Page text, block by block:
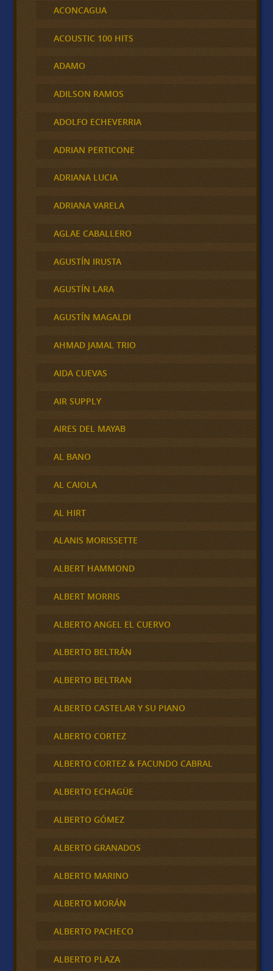
ACONCAGUA
ACOUSTIC 100 HITS
ADAMO
ADILSON RAMOS
ADOLFO ECHEVERRIA
ADRIAN PERTICONE
ADRIANA LUCIA
ADRIANA VARELA
AGLAE CABALLERO
AGUSTÍN IRUSTA
AGUSTÍN LARA
AGUSTÍN MAGALDI
AHMAD JAMAL TRIO
AIDA CUEVAS
AIR SUPPLY
AIRES DEL MAYAB
AL BANO
AL CAIOLA
AL HIRT
ALANIS MORISSETTE
ALBERT HAMMOND
ALBERT MORRIS
ALBERTO ANGEL EL CUERVO
ALBERTO BELTRÁN
ALBERTO BELTRAN
ALBERTO CASTELAR Y SU PIANO
ALBERTO CORTEZ
ALBERTO CORTEZ & FACUNDO CABRAL
ALBERTO ECHAGÜE
ALBERTO GÓMEZ
ALBERTO GRANADOS
ALBERTO MARINO
ALBERTO MORÁN
ALBERTO PACHECO
ALBERTO PLAZA